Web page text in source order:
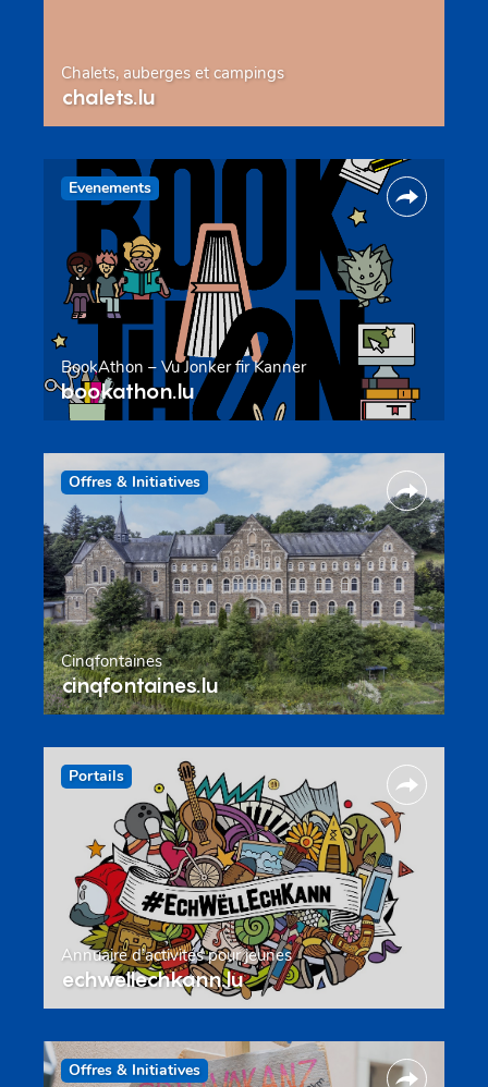
Chalets, auberges et campings
chalets.lu
Evenements
BookAthon – Vu Jonker fir Kanner
bookathon.lu
Offres & Initiatives
Cinqfontaines
cinqfontaines.lu
Portails
Annuaire d’activités pour jeunes
echwellechkann.lu
Offres & Initiatives